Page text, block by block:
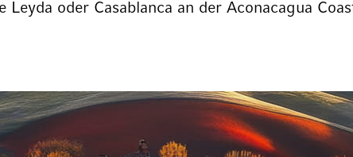
oder Casablanca an der Aconacagua